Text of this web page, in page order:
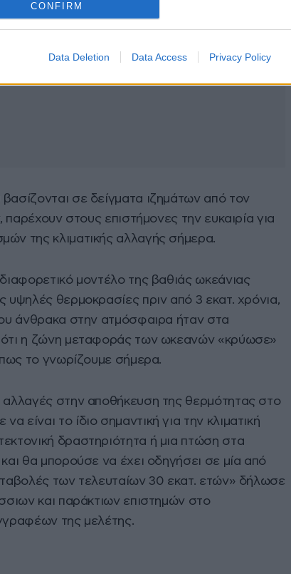
CONFIRM
Data Deletion Data Access Privacy Policy
σε δείγματα ιζημάτων από τον
στους επιστήμονες την ευκαιρία για
της κλιματικής αλλαγής σήμερα.
μοντέλο της βαθιάς ωκεάνιας
υψηλές θερμοκρασίες πριν από 3 εκατ. χρόνια,
άνθρακα στην ατμόσφαιρα ήταν στα
ότι η ζώνη μεταφοράς των ωκεανών «κρύωσε»
το γνωρίζουμε σήμερα.
αλλαγές στην αποθήκευση της θερμότητας στο
το ίδιο σημαντική για την κλιματική
δραστηριότητα ή μια πτώση στα
θα μπορούσε να έχει οδηγήσει σε μία από
των τελευταίων 30 εκατ. ετών» δήλωσε
και παράκτιων επιστημών στο
της μελέτης.